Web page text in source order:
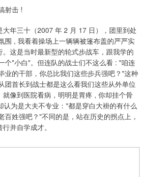
射击 !
年三十（2007 年 2 月 17 日），团里到处
围 , 我看着操场上一辆辆被篷布盖的严严实
这是当时最新型的轮式步战车，跟我学的
个"小白"。但连队的战士们不这么看 : "咱连
业的干部，你总比我们这些步兵强吧？"这种
团首长到战士都是这么看我们这些从外单位
像到医院看病，明明是胃疼 , 你却挂个骨
认为是大夫不专业："都是穿白大褂的有什么
百姓强吧？"不同的是，站在历史的拐点上，
并自学成才。